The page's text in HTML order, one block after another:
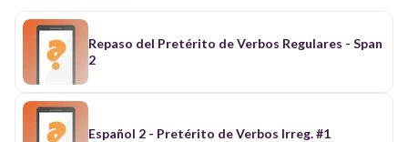
Repaso del Pretérito de Verbos Regulares - Span
2
Español 2 - Pretérito de Verbos Irreg. #1